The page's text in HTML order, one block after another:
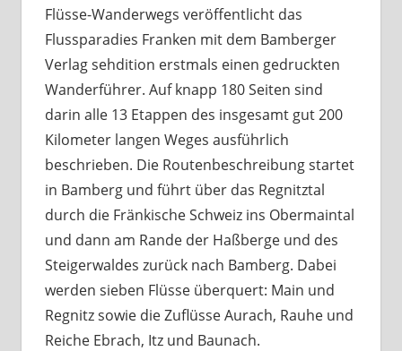
Flüsse-Wanderwegs veröffentlicht das
Flussparadies Franken mit dem Bamberger
Verlag sehdition erstmals einen gedruckten
Wanderführer. Auf knapp 180 Seiten sind
darin alle 13 Etappen des insgesamt gut 200
Kilometer langen Weges ausführlich
beschrieben. Die Routenbeschreibung startet
in Bamberg und führt über das Regnitztal
durch die Fränkische Schweiz ins Obermaintal
und dann am Rande der Haßberge und des
Steigerwaldes zurück nach Bamberg. Dabei
werden sieben Flüsse überquert: Main und
Regnitz sowie die Zuflüsse Aurach, Rauhe und
Reiche Ebrach, Itz und Baunach.